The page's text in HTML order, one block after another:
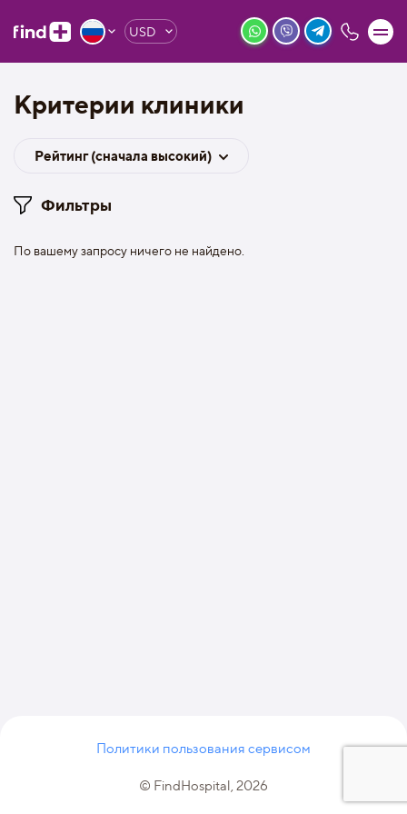
USD
Критерии клиники
Рейтинг (сначала высокий)
Фильтры
По вашему запросу ничего не найдено.
Политики пользования сервисом
© FindHospital, 2026